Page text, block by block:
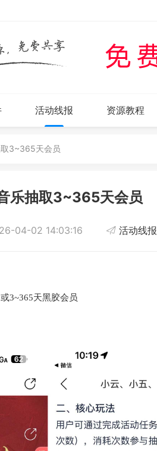
活动线报 资源教程
3~365天会员
乐抽取3~365天会员
04-02 14:03:16 活动线报
3~365天黑胶会员